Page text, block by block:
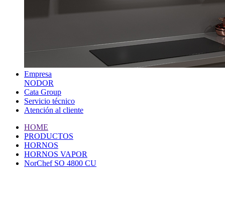
Empresa
NODOR
Cata Group
Servicio técnico
Atención al cliente
HOME
PRODUCTOS
HORNOS
HORNOS VAPOR
NorChef SO 4800 CU